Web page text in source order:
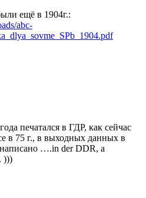
ещё в 1904г.:
abc-
печатался в ГДР, как сейчас
в 75 г., в выходных данных в
….in der DDR, а
)))